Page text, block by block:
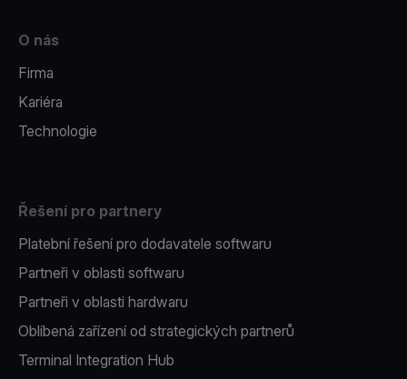
O nás
Firma
Kariéra
Technologie
Řešení pro partnery
Platební řešení pro dodavatele softwaru
Partneři v oblasti softwaru
Partneři v oblasti hardwaru
Oblíbená zařízení od strategických partnerů
Terminal Integration Hub